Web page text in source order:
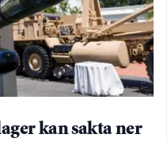
kan sakta ner